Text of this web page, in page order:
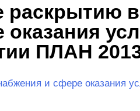
раскрытию
ПЛАН
и сфере оказания